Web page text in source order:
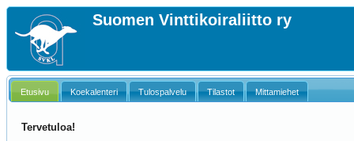
Suomen Vinttikoiraliitto ry
Etusivu Koekalenteri Tulospalvelu Tilastot Mittamiehet
Tervetuloa!